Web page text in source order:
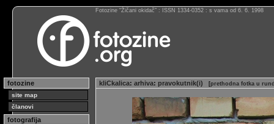
Fotozine “Žičani okidač” : ISSN 1334-0352 : s vama od 6. 6. 1998
fotozine
site map
članovi
fotografija
kliCkalica: arhiva: pravokutnik(i) [prethodna fotka u